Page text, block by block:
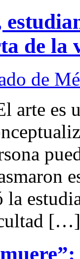
de la
de
arte es
la
[…]